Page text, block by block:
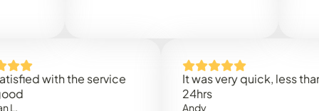
with the service
It was very quick, less than